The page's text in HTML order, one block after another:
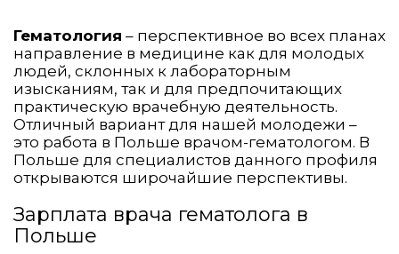
Гематология – перспективное во всех планах
направление в медицине как для молодых
людей, склонных к лабораторным
изысканиям, так и для предпочитающих
практическую врачебную деятельность.
Отличный вариант для нашей молодежи –
это работа в Польше врачом-гематологом. В
Польше для специалистов данного профиля
открываются широчайшие перспективы.
Зарплата врача гематолога в
Польше